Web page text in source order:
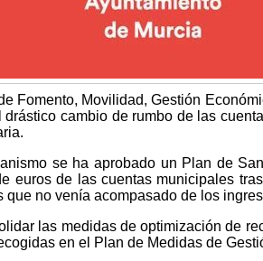
Fomento, Movilidad, Gestión
drástico cambio de rumbo de las
se ha aprobado un Plan de
euros de las cuentas municipales
que no venía acompasado de los
las medidas de optimización de
en el Plan de Medidas de